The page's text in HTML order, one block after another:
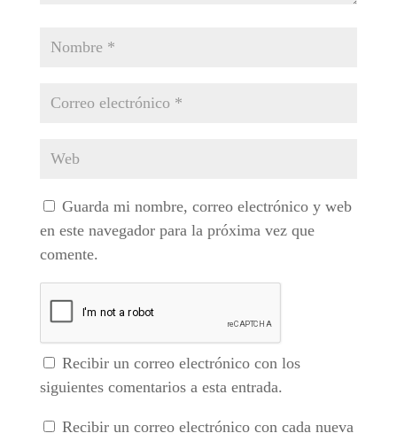
Guarda mi nombre, correo electrónico y web
en este navegador para la próxima vez que
comente.
Recibir un correo electrónico con los
siguientes comentarios a esta entrada.
Recibir un correo electrónico con cada nueva